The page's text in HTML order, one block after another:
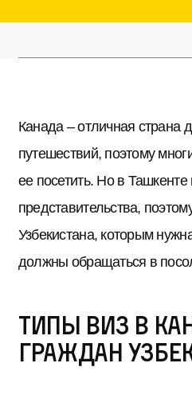
Канада – отличная страна
путешествий, поэтому
ее посетить. Но в Ташкенте
представительства,
Узбекистана, которым
должны обращаться в
Типы виз в
граждан